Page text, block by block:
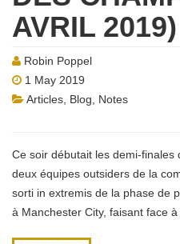
AVRIL 2019)
Robin Poppel
1 May 2019
Articles Blog
Notes
Ce soir débutait les demi-
deux équipes outsiders de la
sorti in extremis de la phase de
à Manchester City, faisant face